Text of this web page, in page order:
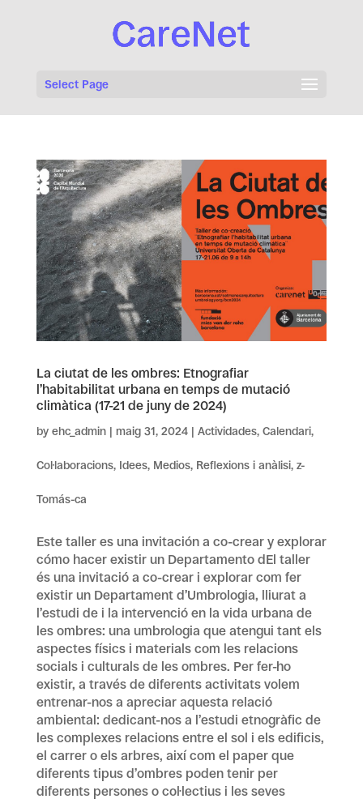
Select Page
La ciutat de les ombres: Etnografiar
l’habitabilitat urbana en temps de mutació
climàtica (17-21 de juny de 2024)
by ehc_admin| maig 31, 2024| Actividades, Calendari,
Col·laboracions, Idees, Medios, Reflexions i anàlisi, z-
Tomás-ca
Este taller es una invitación a co-crear y explorar
cómo hacer existir un Departamento dEl taller
és una invitació a co-crear i explorar com fer
existir un Departament d’Umbrologia, lliurat a
l’estudi de i la intervenció en la vida urbana de
les ombres: una umbrologia que atengui tant els
aspectes físics i materials com les relacions
socials i culturals de les ombres. Per fer-ho
existir, a través de diferents activitats volem
entrenar-nos a apreciar aquesta relació
ambiental: dedicant-nos a l’estudi etnogràfic de
les complexes relacions entre el sol i els edificis,
el carrer o els arbres, així com el paper que
diferents tipus d’ombres poden tenir per
diferents persones o col·lectius i les seves